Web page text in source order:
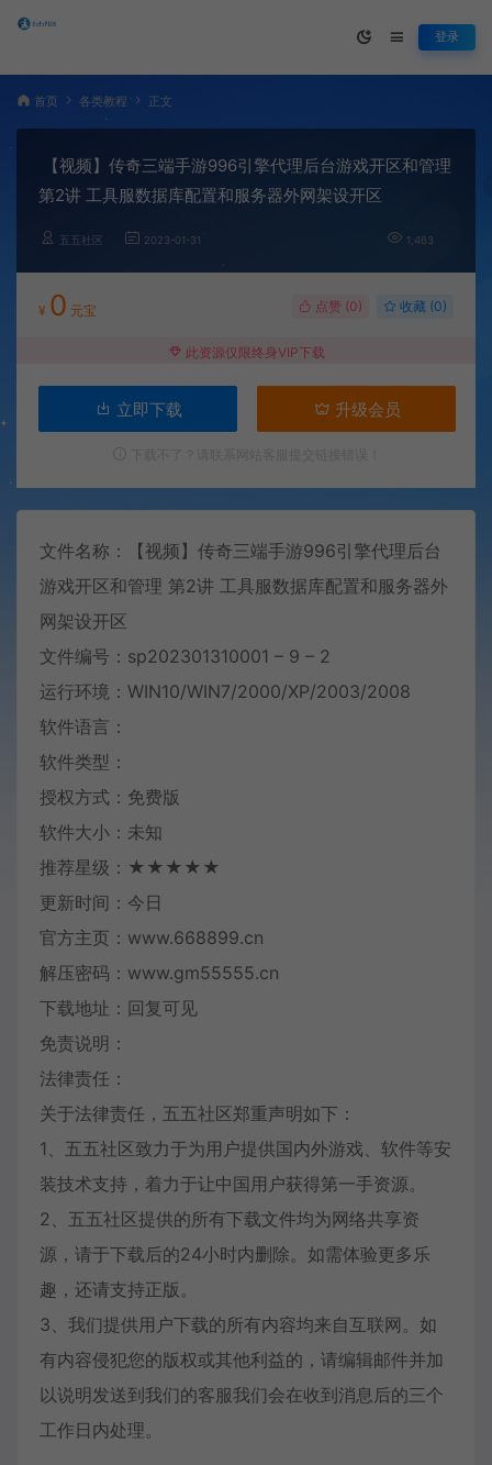
登录
首页 各类教程 正文
【视频】传奇三端手游996引擎代理后台游戏开区和管理
第2讲 工具服数据库配置和服务器外网架设开区
五五社区 2023-01-31 1,463
¥ 0 元宝 点赞 (0) 收藏 (0)
此资源仅限终身VIP下载
立即下载 升级会员
文件名称：【视频】传奇三端手游996引擎代理后台
游戏开区和管理 第2讲 工具服数据库配置和服务器外
网架设开区
文件编号：sp202301310001 – 9 – 2
运行环境：WIN10/WIN7/2000/XP/2003/2008
软件语言：
软件类型：
授权方式：免费版
软件大小：未知
推荐星级：★★★★★
更新时间：今日
官方主页：www.668899.cn
解压密码：www.gm55555.cn
下载地址：回复可见
免责说明：
法律责任：
关于法律责任，五五社区郑重声明如下：
1、五五社区致力于为用户提供国内外游戏、软件等安
装技术支持，着力于让中国用户获得第一手资源。
2、五五社区提供的所有下载文件均为网络共享资
源，请于下载后的24小时内删除。如需体验更多乐
趣，还请支持正版。
3、我们提供用户下载的所有内容均来自互联网。如
有内容侵犯您的版权或其他利益的，请编辑邮件并加
以说明发送到我们的客服我们会在收到消息后的三个
工作日内处理。